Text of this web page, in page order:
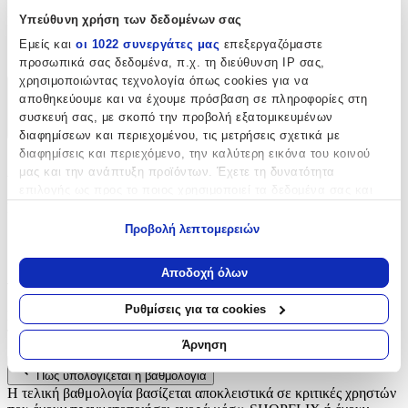
Υπεύθυνη χρήση των δεδομένων σας
Εμείς και οι 1022 συνεργάτες μας επεξεργαζόμαστε
προσωπικά σας δεδομένα, π.χ. τη διεύθυνση IP σας,
χρησιμοποιώντας τεχνολογία όπως cookies για να
αποθηκεύουμε και να έχουμε πρόσβαση σε πληροφορίες στη
συσκευή σας, με σκοπό την προβολή εξατομικευμένων
διαφημίσεων και περιεχομένου, τις μετρήσεις σχετικά με
διαφημίσεις και περιεχόμενο, την καλύτερη εικόνα του κοινού
μας και την ανάπτυξη προϊόντων. Έχετε τη δυνατότητα
Να συλλέξουμε πληροφορίες σχετικά με τη γεωγραφική
σας τοποθεσία, οι οποίες μπορεί να είναι ακριβείς σε
απόσταση μερικών μέτρων
Να αναγνωρίσουμε τη συσκευή σας σαρώνοντας ενεργά
για συγκεκριμένα χαρακτηριστικά (δακτυλικό αποτύπωμα)
Μάθετε περισσότερα σχετικά με τον τρόπο επεξεργασίας των
προσωπικών σας δεδομένων και καθορίστε τις προτιμήσεις σας
στηνενότητα “Λεπτομέρειες”. Μπορείτε να αλλάξετε ή να
Προβολή λεπτομερειών
Αποδοχή όλων
Ρυθμίσεις για τα cookies
Άρνηση
Είδος:
Φερμουάρ
Χαρακτηριστικά
Χαρακτηριστικά
Αξιολογήσεις
Προς το παρόν δεν υπάρχουν άλλες αξιολογήσεις. Όταν
προστεθούν, θα εμφανιστούν εδώ.
Πώς υπολογίζεται η βαθμολογία
Η τελική βαθμολογία βασίζεται αποκλειστικά σε κριτικές χρηστών